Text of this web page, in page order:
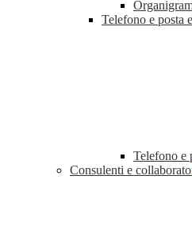
Telefono e posta
Telefono e
Consulenti e